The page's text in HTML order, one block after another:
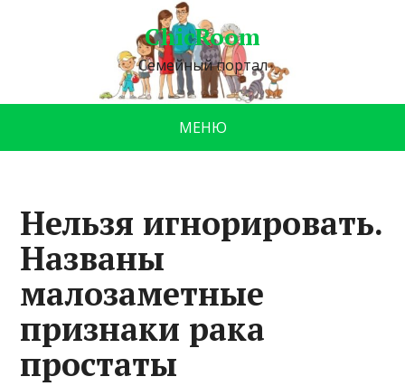
ChicRoom
Семейный портал
МЕНЮ
Нельзя игнорировать.
Названы
малозаметные
признаки рака
простаты